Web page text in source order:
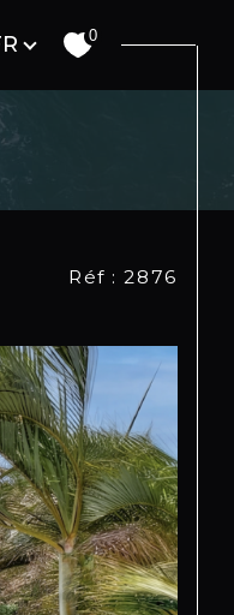
0
Réf : 2876